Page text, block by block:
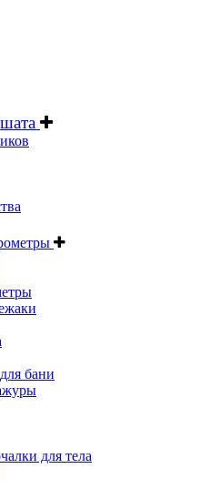
бани
для тела